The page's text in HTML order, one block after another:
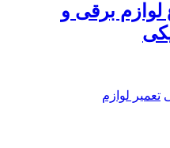
برقی و
تعمیر لوازم